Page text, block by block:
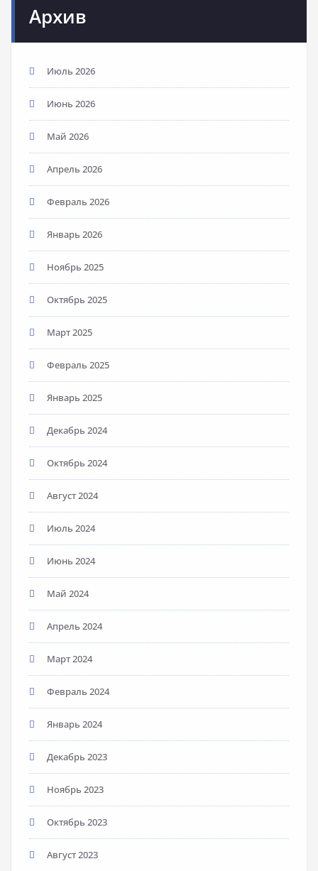
Архив
Июль 2026
Июнь 2026
Май 2026
Апрель 2026
Февраль 2026
Январь 2026
Ноябрь 2025
Октябрь 2025
Март 2025
Февраль 2025
Январь 2025
Декабрь 2024
Октябрь 2024
Август 2024
Июль 2024
Июнь 2024
Май 2024
Апрель 2024
Март 2024
Февраль 2024
Январь 2024
Декабрь 2023
Ноябрь 2023
Октябрь 2023
Август 2023